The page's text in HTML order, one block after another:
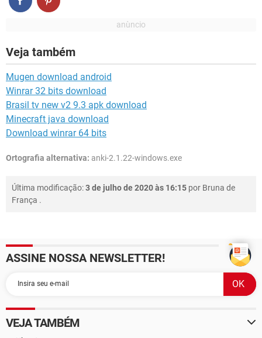
Veja também
Mugen download android
Winrar 32 bits download
Brasil tv new v2 9.3 apk download
Minecraft java download
Download winrar 64 bits
Ortografia alternativa: anki-2.1.22-windows.exe
Última modificação:3 de julho de 2020 às 16:15 por Bruna de
França .
ASSINE NOSSA NEWSLETTER!
VEJA TAMBÉM